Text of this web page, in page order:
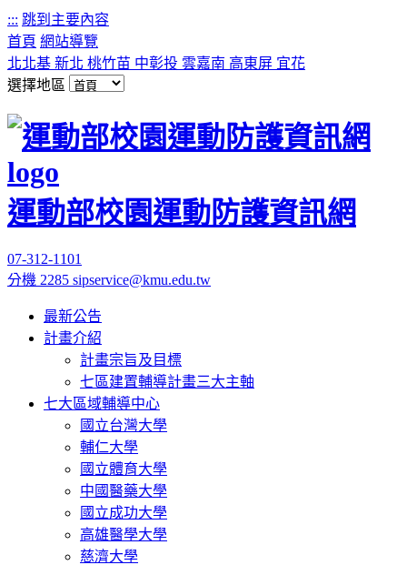
::: 跳到主要內容
首頁 網站導覽
北北基 新北 桃竹苗 中彰投 雲嘉南 高東屏 宜花
選擇地區
運動部校園運動防護資訊網
07-312-1101
分機 2285 sipservice@kmu.edu.tw
最新公告
計畫介紹
計畫宗旨及目標
七區建置輔導計畫三大主軸
七大區域輔導中心
國立台灣大學
輔仁大學
國立體育大學
中國醫藥大學
國立成功大學
高雄醫學大學
慈濟大學